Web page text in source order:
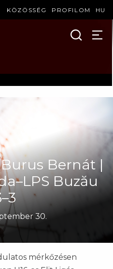
KÖZÖSSÉG PROFILOM HU
Burus Bernát |
Buzău
30.
mérkőzésen